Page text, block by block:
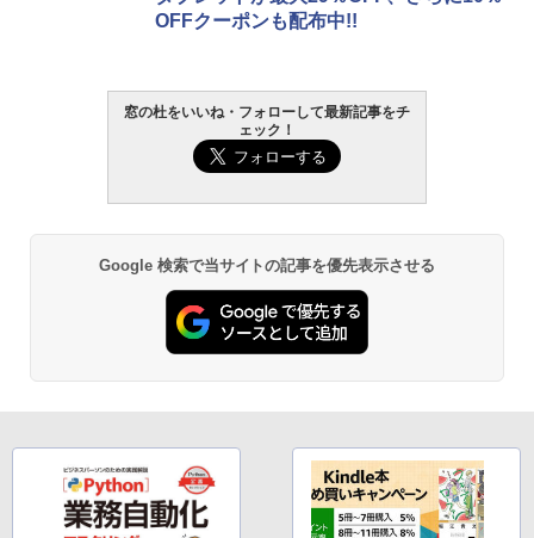
OFFクーポンも配布中!!
窓の杜をいいね・フォローして最新記事をチ
ェック！
Google 検索で当サイトの記事を優先表示させる